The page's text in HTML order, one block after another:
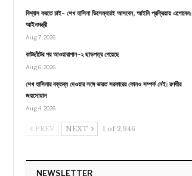
বিশ্বাস করতে চাই- শেখ হাসিনা ডিসেম্বরেই আসবেন, আইনি প্রক্রিয়ায় এগোবেন:
আইনমন্ত্রী
Aug 7, 2026
কাটছাঁটের পর আওয়ারাপান-২ ছাড়পত্র পেয়েছে
Aug 6, 2026
শেখ হাসিনার বক্তব্য দেওয়ার সঙ্গে ভারত সরকারের কোনও সম্পর্ক নেই: রণধীর
জয়সোয়াল
Aug 4, 2026
PREV NEXT 1 of 2,946
NEWSLETTER